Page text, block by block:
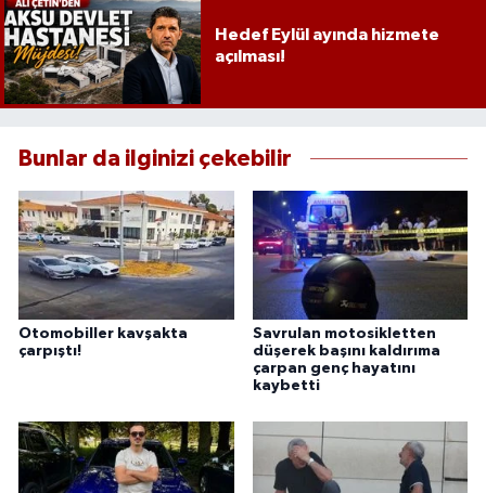
Hedef Eylül ayında hizmete
açılması!
Bunlar da ilginizi çekebilir
Otomobiller kavşakta
çarpıştı!
Savrulan motosikletten
düşerek başını kaldırıma
çarpan genç hayatını
kaybetti